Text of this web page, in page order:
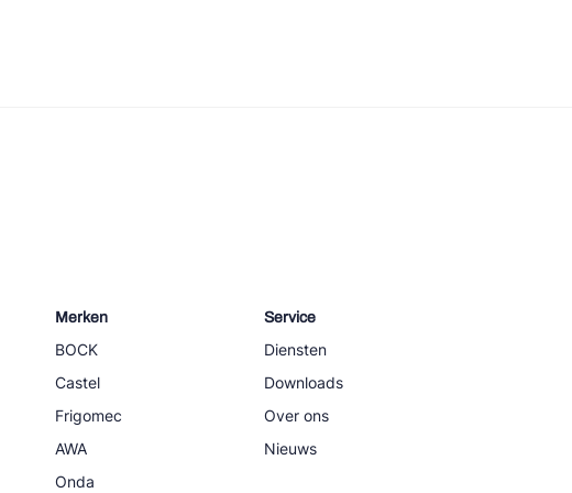
Merken
BOCK
Castel
Frigomec
AWA
Onda
Service
Diensten
Downloads
Over ons
Nieuws